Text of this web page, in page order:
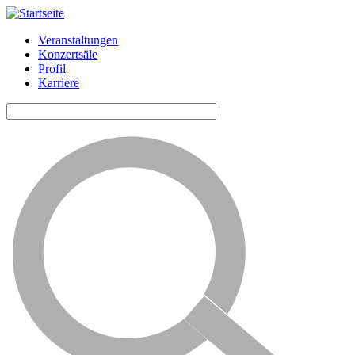
Horizontale
Navigation
ALG
Veranstaltungen
Konzertsäle
Profil
Karriere